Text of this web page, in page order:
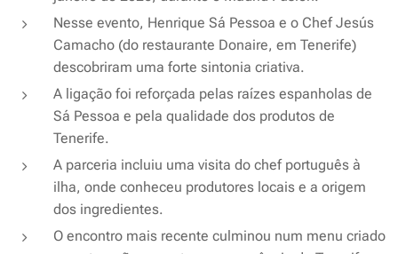
Nesse evento, Henrique Sá Pessoa e o Chef Jesús
Camacho (do restaurante Donaire, em Tenerife)
descobriram uma forte sintonia criativa.
A ligação foi reforçada pelas raízes espanholas de
Sá Pessoa e pela qualidade dos produtos de
Tenerife.
A parceria incluiu uma visita do chef português à
ilha, onde conheceu produtores locais e a origem
dos ingredientes.
O encontro mais recente culminou num menu criado